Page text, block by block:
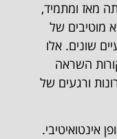
מאז ומתמיד,
מוטיבים של
שונים. אלו
השראה
ורגעים של
אינטואיטיבי.